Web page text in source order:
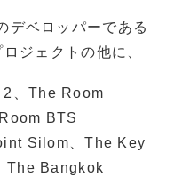
デベロッパーである
ジェクトの他に、
、The Room
BTS
Silom、The Key
The Bangkok